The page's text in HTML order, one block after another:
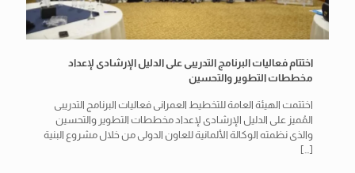
اختتام فعاليات البرنامج التدريبى على الدليل الإرشادى لإعداد
مخططات التطوير والتحسين
اختتمت الهيئة العامة للتخطيط العمرانى فعاليات البرنامج التدريبى
المُميز على الدليل الإرشادى لإعداد مخططات التطوير والتحسين
والذى نظمته الوكالة الألمانية للعاون الدولى من خلال مشروع البنية
[…]